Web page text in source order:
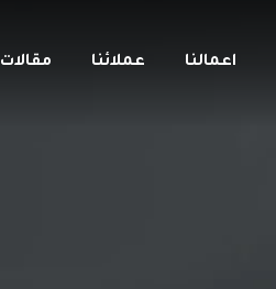
اعمالنا عملائنا مقالات